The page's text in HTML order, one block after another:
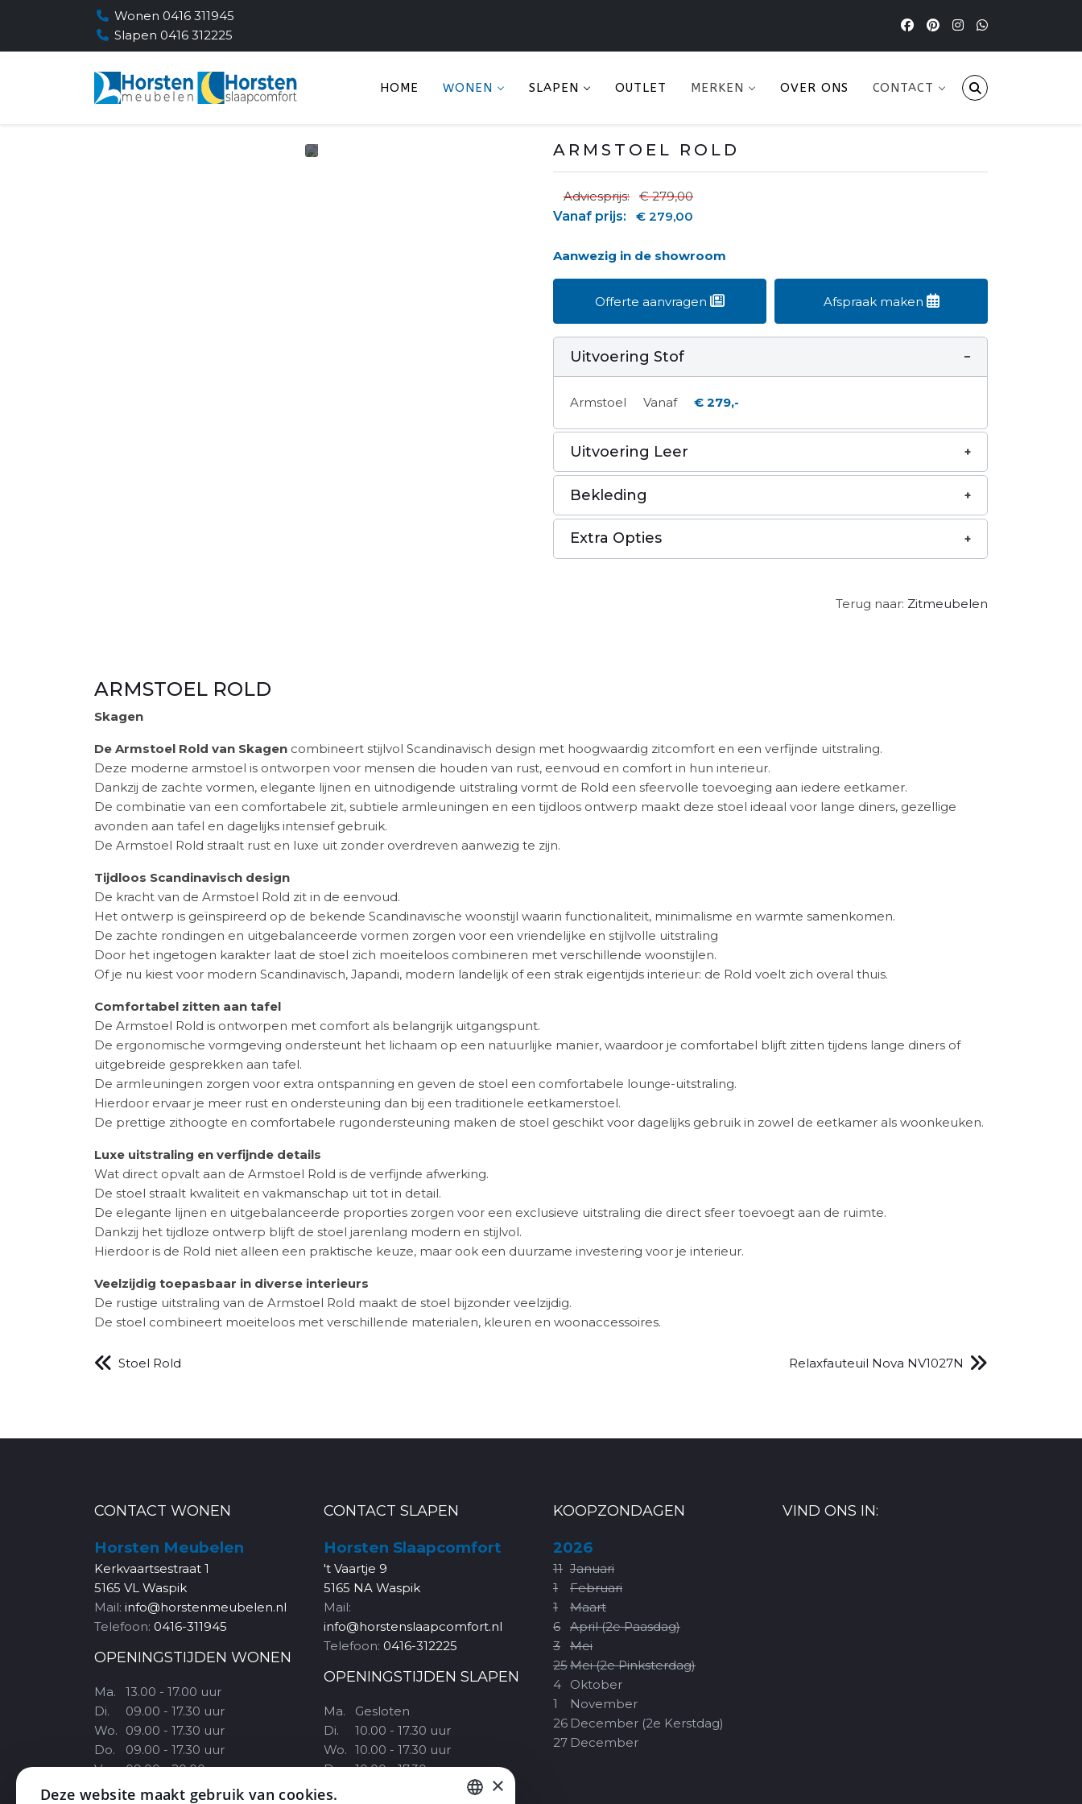
Wonen 0416 311945
Slapen 0416 312225
HOME WONEN SLAPEN OUTLET MERKEN OVER ONS CONTACT
ARMSTOEL ROLD
Adviesprijs:
€ 279,00
Vanaf prijs:
€ 279,00
Aanwezig in de showroom
Offerte aanvragen Afspraak maken
Uitvoering Stof
Armstoel Vanaf € 279,-
Uitvoering Leer
Bekleding
Extra Opties
Terug naar: Zitmeubelen
ARMSTOEL ROLD
Skagen
De Armstoel Rold van Skagen combineert stijlvol Scandinavisch design met hoogwaardig zitcomfort en een verfijnde uitstraling.
Deze moderne armstoel is ontworpen voor mensen die houden van rust, eenvoud en comfort in hun interieur.
Dankzij de zachte vormen, elegante lijnen en uitnodigende uitstraling vormt de Rold een sfeervolle toevoeging aan iedere eetkamer.
De combinatie van een comfortabele zit, subtiele armleuningen en een tijdloos ontwerp maakt deze stoel ideaal voor lange diners, gezellige
avonden aan tafel en dagelijks intensief gebruik.
De Armstoel Rold straalt rust en luxe uit zonder overdreven aanwezig te zijn.
Tijdloos Scandinavisch design
De kracht van de Armstoel Rold zit in de eenvoud.
Het ontwerp is geïnspireerd op de bekende Scandinavische woonstijl waarin functionaliteit, minimalisme en warmte samenkomen.
De zachte rondingen en uitgebalanceerde vormen zorgen voor een vriendelijke en stijlvolle uitstraling
Door het ingetogen karakter laat de stoel zich moeiteloos combineren met verschillende woonstijlen.
Of je nu kiest voor modern Scandinavisch, Japandi, modern landelijk of een strak eigentijds interieur: de Rold voelt zich overal thuis.
Comfortabel zitten aan tafel
De Armstoel Rold is ontworpen met comfort als belangrijk uitgangspunt.
De ergonomische vormgeving ondersteunt het lichaam op een natuurlijke manier, waardoor je comfortabel blijft zitten tijdens lange diners of
uitgebreide gesprekken aan tafel.
De armleuningen zorgen voor extra ontspanning en geven de stoel een comfortabele lounge-uitstraling.
Hierdoor ervaar je meer rust en ondersteuning dan bij een traditionele eetkamerstoel.
De prettige zithoogte en comfortabele rugondersteuning maken de stoel geschikt voor dagelijks gebruik in zowel de eetkamer als woonkeuken.
Luxe uitstraling en verfijnde details
Wat direct opvalt aan de Armstoel Rold is de verfijnde afwerking.
De stoel straalt kwaliteit en vakmanschap uit tot in detail.
De elegante lijnen en uitgebalanceerde proporties zorgen voor een exclusieve uitstraling die direct sfeer toevoegt aan de ruimte.
Dankzij het tijdloze ontwerp blijft de stoel jarenlang modern en stijlvol.
Hierdoor is de Rold niet alleen een praktische keuze, maar ook een duurzame investering voor je interieur.
Veelzijdig toepasbaar in diverse interieurs
De rustige uitstraling van de Armstoel Rold maakt de stoel bijzonder veelzijdig.
De stoel combineert moeiteloos met verschillende materialen, kleuren en woonaccessoires.
Stoel Rold Relaxfauteuil Nova NV1027N
CONTACT WONEN
Horsten Meubelen
Kerkvaartsestraat 1
5165 VL Waspik
Mail: info@horstenmeubelen.nl
Telefoon: 0416-311945
OPENINGSTIJDEN WONEN
Ma.
Di.
Wo.
Do.
Vr.
Za.
13.00 - 17.00 uur
09.00 - 17.30 uur
09.00 - 17.30 uur
09.00 - 17.30 uur
09.00 - 20.00 uur
09.30 - 17.00 uur
CONTACT SLAPEN
Horsten Slaapcomfort
't Vaartje 9
5165 NA Waspik
Mail:
info@horstenslaapcomfort.nl
Telefoon: 0416-312225
OPENINGSTIJDEN SLAPEN
Ma.
Di.
Wo.
Do.
Gesloten
10.00 - 17.30 uur
10.00 - 17.30 uur
10.00 - 17.30 uur
KOOPZONDAGEN
2026
11 Januari
1
Februari
1
Maart
6
April (2e Paasdag)
3
Mei
25Mei (2e Pinksterdag)
4
Oktober
1
November
26 December (2e Kerstdag)
27 December
VIND ONS IN:
×
Deze website maakt gebruik van cookies.